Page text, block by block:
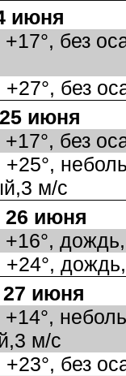
июня
без
без
июня
без
м/с
26 июня
дождь,
дождь,
27 июня
м/с
без